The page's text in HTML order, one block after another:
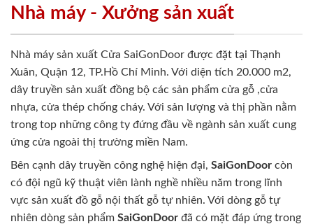
Nhà máy - Xưởng sản xuất
Nhà máy sản xuất Cửa SaiGonDoor được đặt tại Thạnh
Xuân, Quận 12, TP.Hồ Chí Minh. Với diện tích 20.000 m2,
dây truyền sản xuất đồng bộ các sản phẩm cửa gỗ ,cửa
nhựa, cửa thép chống cháy. Với sản lượng và thị phần nằm
trong top những công ty đứng đầu về ngành sản xuất cung
ứng cửa ngoài thị trường miền Nam.
Bên cạnh dây truyền công nghệ hiện đại, SaiGonDoor còn
có đội ngũ kỹ thuật viên lành nghề nhiều năm trong lĩnh
vực sản xuất đồ gỗ nội thất gỗ tự nhiên. Với dòng gỗ tự
nhiên dòng sản phẩm SaiGonDoor đã có mặt đáp ứng trong